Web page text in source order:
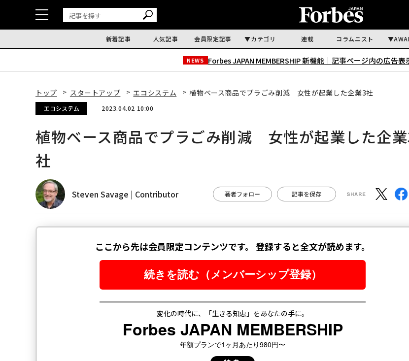
新着記事 人気記事 会員限定記事 カテゴリ 連載 コラムニスト
NEWS Forbes JAPAN MEMBERSHIP 新機能｜ 記事ページ内の広告表
トップ スタートアップ エコシステム 植物ベース商品でプラごみ削減 女性が起業した企業3社
エコシステム 2023.04.02 10:00
植物ベース商品でプラごみ削減 女性が起業した企
社
Steven Savage | Contributor 著者フォロー 記事を保存